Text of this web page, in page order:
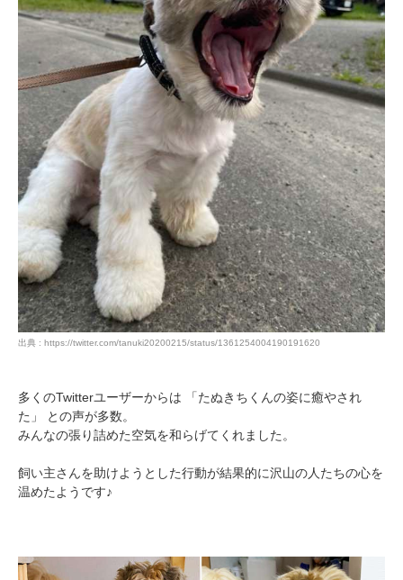
出典 : https://twitter.com/tanuki20200215/status/1361254004190191620
多くのTwitterユーザーからは 「たぬきちくんの姿に癒やされ
た」 との声が多数。
みんなの張り詰めた空気を和らげてくれました。
飼い主さんを助けようとした行動が結果的に沢山の人たちの心を
温めたようです♪